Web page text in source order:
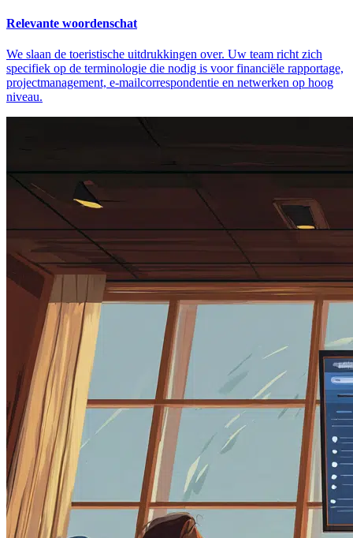
Relevante woordenschat
We slaan de toeristische uitdrukkingen over. Uw team richt zich
specifiek op de terminologie die nodig is voor financiële rapportage,
projectmanagement, e-mailcorrespondentie en netwerken op hoog
niveau.